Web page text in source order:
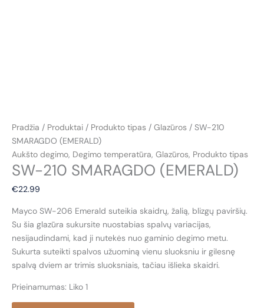
Pradžia / Produktai / Produkto tipas / Glazūros / SW-210
SMARAGDO (EMERALD)
Aukšto degimo, Degimo temperatūra, Glazūros, Produkto tipas
SW-210 SMARAGDO (EMERALD)
€22.99
Mayco SW-206 Emerald suteikia skaidrų, žalią, blizgų paviršių.
Su šia glazūra sukursite nuostabias spalvų variacijas,
nesijaudindami, kad ji nutekės nuo gaminio degimo metu.
Sukurta suteikti spalvos užuominą vienu sluoksniu ir gilesnę
spalvą dviem ar trimis sluoksniais, tačiau išlieka skaidri.
Prieinamumas: Liko 1